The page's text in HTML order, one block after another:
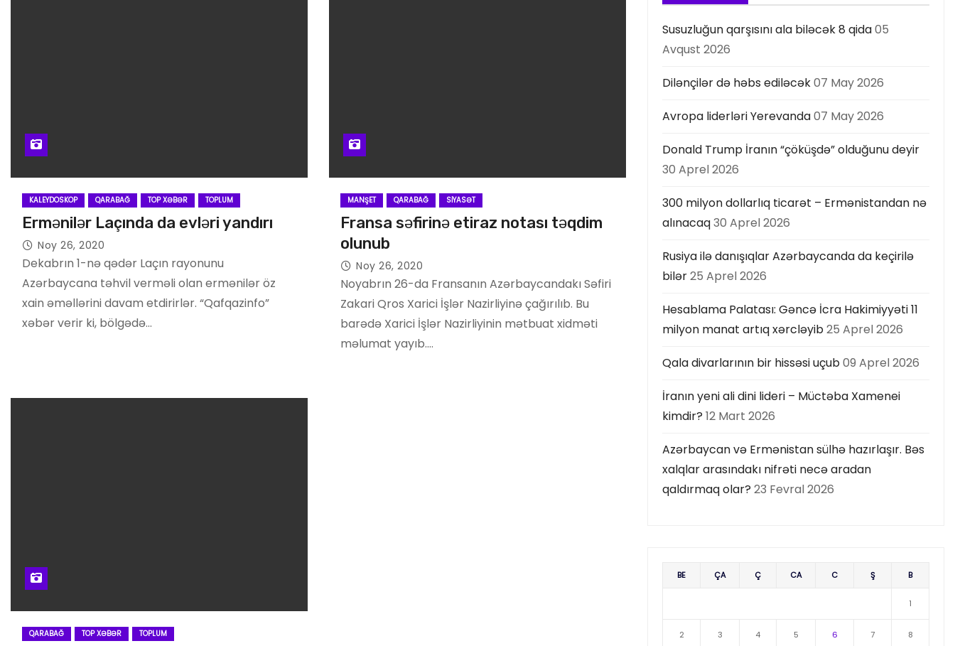
KALEYDOSKOP QARABAĞ TOP XƏBƏR TOPLUM
Ermənilər Laçında da evləri yandırı
Noy 26, 2020
Dekabrın 1-nə qədər Laçın rayonunu
Azərbaycana təhvil verməli olan ermənilər öz
xain əməllərini davam etdirirlər. “Qafqazinfo”
xəbər verir ki, bölgədə…
MANŞET QARABAĞ SIYASƏT
Fransa səfirinə etiraz notası təqdim
olunub
Noy 26, 2020
Noyabrın 26-da Fransanın Azərbaycandakı Səfiri
Zakari Qros Xarici İşlər Nazirliyinə çağırılıb. Bu
barədə Xarici İşlər Nazirliyinin mətbuat xidməti
məlumat yayıb.…
QARABAĞ TOP XƏBƏR TOPLUM
Susuzluğun qarşısını ala biləcək 8 qida05
Avqust 2026
Dilənçilər də həbs ediləcək07 May 2026
Avropa liderləri Yerevanda07 May 2026
Donald Trump İranın “çöküşdə” olduğunu deyir
30 Aprel 2026
300 milyon dollarlıq ticarət – Ermənistandan nə
alınacaq30 Aprel 2026
Rusiya ilə danışıqlar Azərbaycanda da keçirilə
bilər25 Aprel 2026
Hesablama Palatası: Gəncə İcra Hakimiyyəti 11
milyon manat artıq xərcləyib25 Aprel 2026
Qala divarlarının bir hissəsi uçub09 Aprel 2026
İranın yeni ali dini lideri – Müctəba Xamenei
kimdir? 12 Mart 2026
Azərbaycan və Ermənistan sülhə hazırlaşır. Bəs
xalqlar arasındakı nifrəti necə aradan
qaldırmaq olar? 23 Fevral 2026
BE ÇA Ç CA C Ş B
1
2 3 4 5 6 7 8